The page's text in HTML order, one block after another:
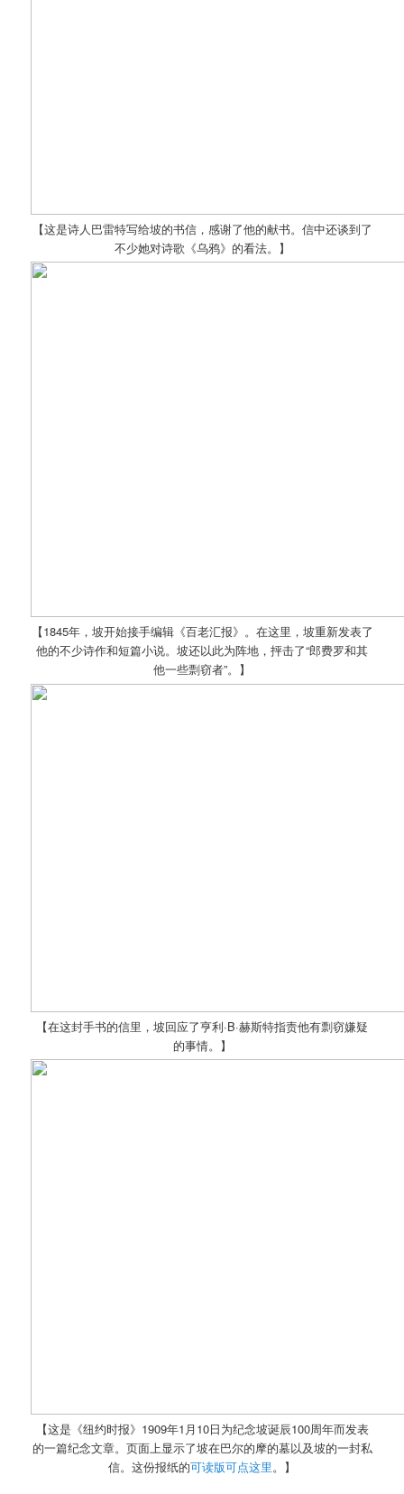
【这是诗人巴雷特写给坡的书信，感谢了他的献书。信中还谈到了
不少她对诗歌《乌鸦》的看法。】
【1845年，坡开始接手编辑《百老汇报》。在这里，坡重新发表了
他的不少诗作和短篇小说。坡还以此为阵地，抨击了“郎费罗和其
他一些剽窃者”。】
【在这封手书的信里，坡回应了亨利·B·赫斯特指责他有剽窃嫌疑
的事情。】
【这是《纽约时报》1909年1月10日为纪念坡诞辰100周年而发表
的一篇纪念文章。页面上显示了坡在巴尔的摩的墓以及坡的一封私
信。这份报纸的可读版可点这里。】